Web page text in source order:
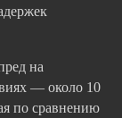
на
— около 10
по сравнению